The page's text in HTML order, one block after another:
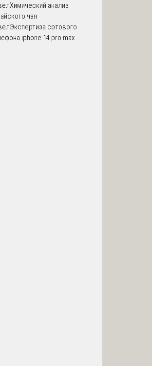
Химический анализ
чая
Экспертиза сотового
iphone 14 pro max